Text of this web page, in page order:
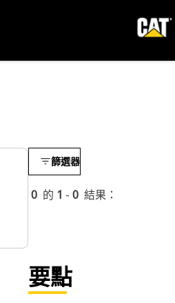
篩選器
0 的 1 - 0 結果：
要點